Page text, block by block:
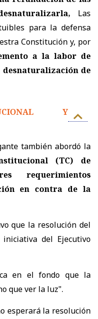
Las
para la defensa
Constitución y, por
a la labor de
de
Y
también abordó la
(TC) de
requerimientos
en contra de la
que la resolución del
del Ejecutivo
en el fondo que la
que ver la luz".
esperará la resolución